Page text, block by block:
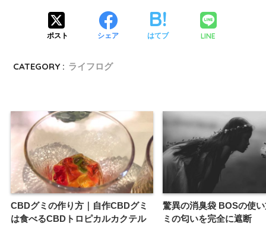
ポスト シェア はてブ LINE
CATEGORY : ライフログ
CBDグミの作り方｜自作CBDグミ
は食べるCBDトロピカルカクテル
驚異の消臭袋 BOSの使
ミの匂いを完全に遮断